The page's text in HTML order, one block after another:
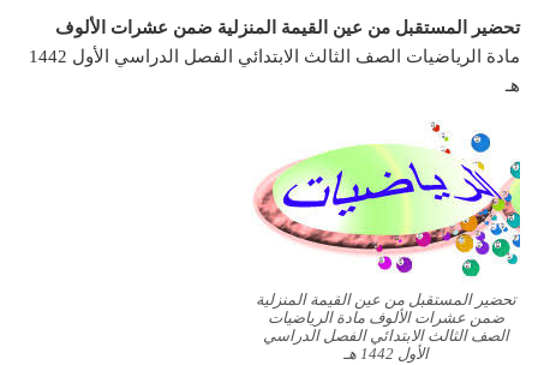
تحضير المستقبل من عين القيمة المنزلية ضمن عشرات الألوف
مادة الرياضيات الصف الثالث الابتدائي الفصل الدراسي الأول 1442
هـ
تحضير المستقبل من عين القيمة المنزلية
ضمن عشرات الألوف مادة الرياضيات
الصف الثالث الابتدائي الفصل الدراسي
الأول 1442 هـ